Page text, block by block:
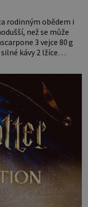
rodinným obědem i
než se může
a postupně do nich